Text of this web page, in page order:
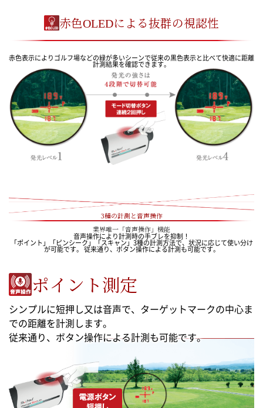
赤色OLEDによる抜群の視認性
赤色表示によりゴルフ場などの緑が多いシーンで従来の黒色表示と比べて快適に距離
計測結果を確認できます。
3種の計測と音声操作
業界唯一「音声操作」機能
音声操作により計測時の手ブレを抑制！
「ポイント」「ピンシーク」「スキャン」3種の計測方法で、状況に応じて使い分け
が可能です。 従来通り、ボタン操作による計測も可能です。
ポイント測定
シンプルに短押し又は音声で、ターゲットマークの中心ま
での距離を計測します。
従来通り、ボタン操作による計測も可能です。